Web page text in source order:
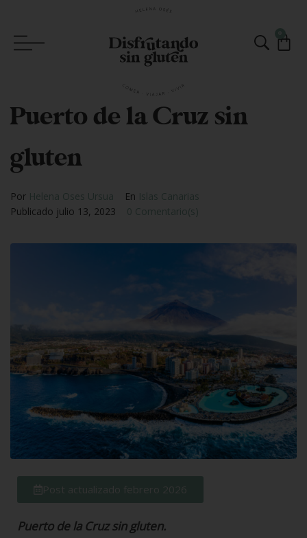
Puerto de la Cruz sin
gluten
Por Helena Oses Ursua En Islas Canarias
Publicado julio 13, 2023 0 Comentario(s)
Post actualizado febrero 2026
Puerto de la Cruz sin gluten.